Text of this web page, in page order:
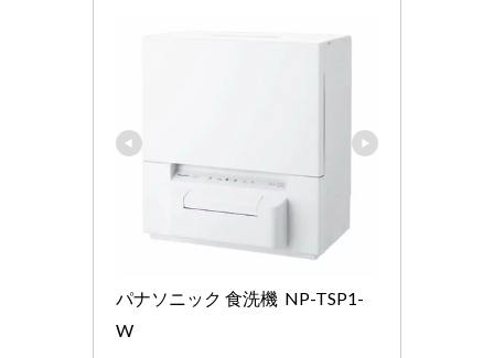
パナソニック 食洗機  NP-TSP1-
W